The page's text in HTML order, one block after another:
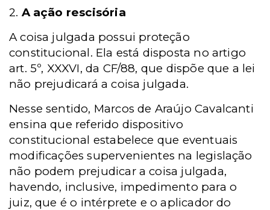
2. A ação rescisória
A coisa julgada possui proteção
constitucional. Ela está disposta no artigo
art. 5º, XXXVI, da CF/88, que dispõe que a lei
não prejudicará a coisa julgada.
Nesse sentido, Marcos de Araújo Cavalcanti
ensina que referido dispositivo
constitucional estabelece que eventuais
modificações supervenientes na legislação
não podem prejudicar a coisa julgada,
havendo, inclusive, impedimento para o
juiz, que é o intérprete e o aplicador do